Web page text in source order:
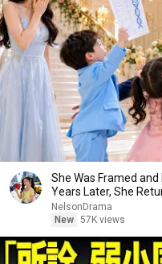
She Was Framed
Years Later, She
NelsonDrama
New 57K views